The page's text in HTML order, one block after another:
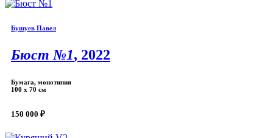
Бушуев Павел
Бюст №1, 2022
Бумага, монотипия
100 х 70 см
150 000 ₽